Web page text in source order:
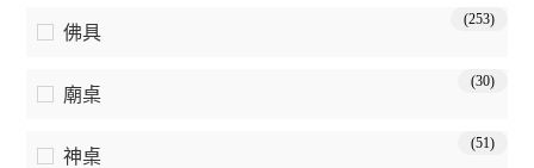
佛具
(253)
廟桌
(30)
神桌
(51)